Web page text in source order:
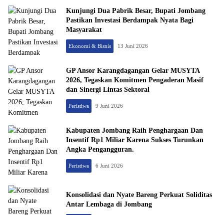
Kunjungi Dua Pabrik Besar, Bupati Jombang
Pastikan Investasi Berdampak Nyata Bagi
Masyarakat
Ekonomi & Bisnis 13 Juni 2026
GP Ansor Karangdagangan Gelar MUSYTA
2026, Tegaskan Komitmen Pengaderan Masif
dan Sinergi Lintas Sektoral
Peristiwa 9 Juni 2026
Kabupaten Jombang Raih Penghargaan Dan
Insentif Rp1 Miliar Karena Sukses Turunkan
Angka Pengangguran.
Peristiwa 6 Juni 2026
Konsolidasi dan Nyate Bareng Perkuat Soliditas
Antar Lembaga di Jombang